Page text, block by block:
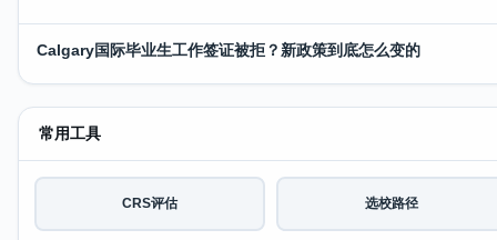
Calgary国际毕业生工作签证被拒？新政策到底怎么变的
常用工具
CRS评估 选校路径